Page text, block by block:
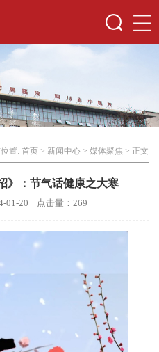
置: 首页 > 新闻中心 > 媒体聚焦 > 正文
》：节气话健康之大寒
01-20 点击量： 269